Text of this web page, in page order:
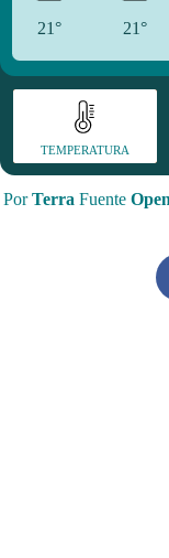
21° 21°
TEMPERATURA
PorTerra Fuente